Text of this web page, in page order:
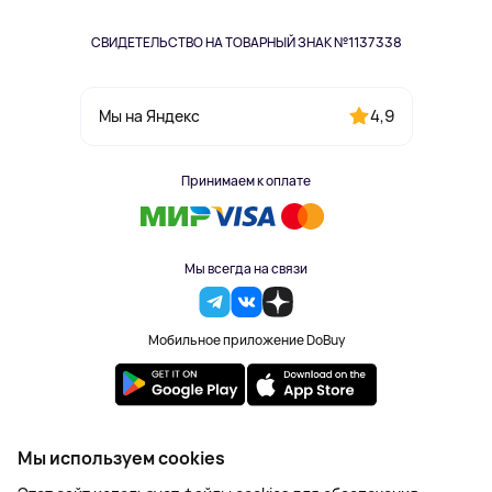
СВИДЕТЕЛЬСТВО НА ТОВАРНЫЙ ЗНАК №1137338
Мы на Яндекс 4,9
Принимаем к оплате
Мы всегда на связи
Мобильное приложение DoBuy
2023-2026 © DoBuy. Все права защищены
Правила обработки персональных данных
Мы используем cookies